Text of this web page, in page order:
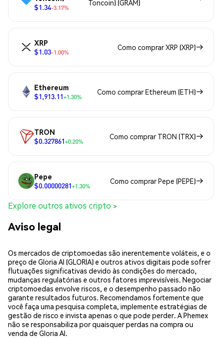
$1.34-3.17%
Toncoin) (GRAM)
XRP
$1.03-1.00%
Como comprar XRP (XRP)
Ethereum
$1,913.11+1.30%
Como comprar Ethereum (ETH)
TRON
$0.327861+0.20%
Como comprar TRON (TRX)
Pepe
$0.00000281+1.30%
Como comprar Pepe (PEPE)
Explore outros ativos cripto >
Aviso legal
Os mercados de criptomoedas são inerentemente voláteis, e o
preço de Gloria AI (GLORIA) e outros ativos digitais pode sofrer
flutuações significativas devido às condições do mercado,
mudanças regulatórias e outros fatores imprevisíveis. Negociar
criptomoedas envolve riscos, e o desempenho passado não
garante resultados futuros. Recomendamos fortemente que
você faça uma pesquisa completa, implemente estratégias de
gestão de risco e invista apenas o que pode perder. A Phemex
não se responsabiliza por quaisquer perdas na compra ou
venda de Gloria AI.